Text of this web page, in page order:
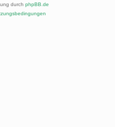
durch phpBB.de